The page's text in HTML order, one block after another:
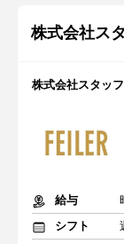
株式会社ス
株式会社スタッ
給与
シフト